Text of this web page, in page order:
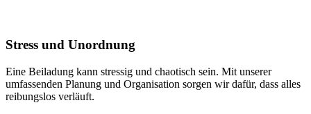
Stress und Unordnung
Eine Beiladung kann stressig und chaotisch sein. Mit unserer
umfassenden Planung und Organisation sorgen wir dafür, dass alles
reibungslos verläuft.